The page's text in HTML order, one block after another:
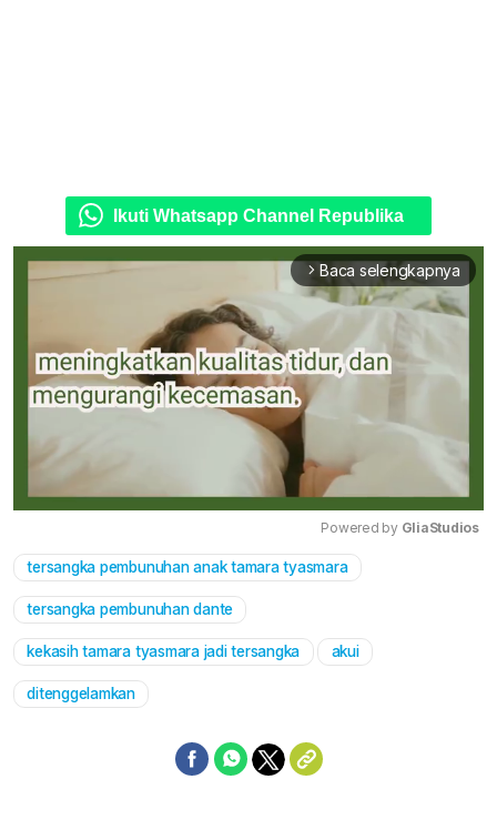
Ikuti Whatsapp Channel Republika
arrow_forward_ios Baca selengkapnya
Powered by GliaStudios
tersangka pembunuhan anak tamara tyasmara
tersangka pembunuhan dante
kekasih tamara tyasmara jadi tersangka akui
ditenggelamkan